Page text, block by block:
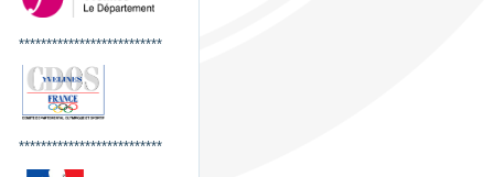
**************************
**************************